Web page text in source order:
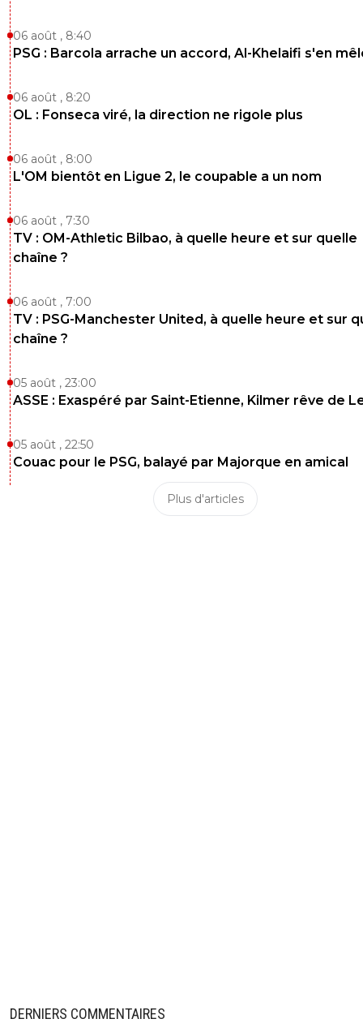
06 août , 8:40
PSG : Barcola arrache un accord, Al-Khelaifi s'en
06 août , 8:20
OL : Fonseca viré, la direction ne rigole plus
06 août , 8:00
L'OM bientôt en Ligue 2, le coupable a un nom
06 août , 7:30
TV : OM-Athletic Bilbao, à quelle heure et sur quelle
chaîne ?
06 août , 7:00
TV : PSG-Manchester United, à quelle heure et sur
chaîne ?
05 août , 23:00
ASSE : Exaspéré par Saint-Etienne, Kilmer rêve de
05 août , 22:50
Couac pour le PSG, balayé par Majorque en amical
Plus d'articles
DERNIERS COMMENTAIRES